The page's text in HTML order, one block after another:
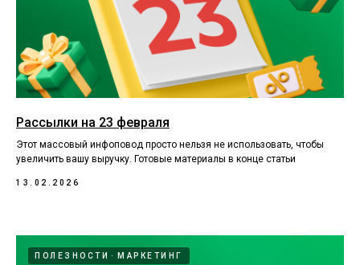
Рассылки на 23 февраля
Этот массовый инфоповод просто нельзя не использовать, чтобы
увеличить вашу выручку. Готовые материалы в конце статьи
13.02.2026
ПОЛЕЗНОСТИ МАРКЕТИНГ